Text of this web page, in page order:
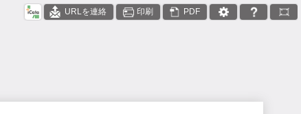
URLを連絡 印刷 PDF